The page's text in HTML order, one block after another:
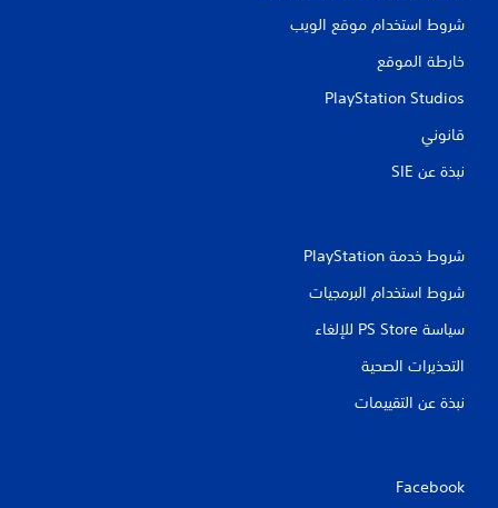
شروط استخدام موقع الويب
خارطة الموقع
PlayStation Studios
قانوني
نبذة عن SIE‏
شروط خدمة PlayStation‏
شروط استخدام البرمجيات
سياسة PS Store للإلغاء
التحذيرات الصحية
نبذة عن التقييمات
Facebook